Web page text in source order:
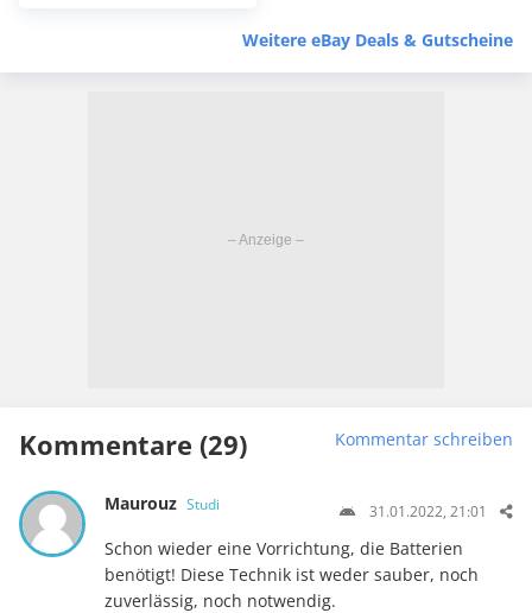
Weitere eBay Deals & Gutscheine
Kommentare (29) Kommentar schreiben
Maurouz Studi 31.01.2022, 21:01
Schon wieder eine Vorrichtung, die Batterien
benötigt! Diese Technik ist weder sauber, noch
zuverlässig, noch notwendig.